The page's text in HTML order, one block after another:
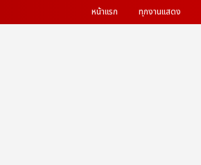
หน้าแรก ทุกงานแสดง